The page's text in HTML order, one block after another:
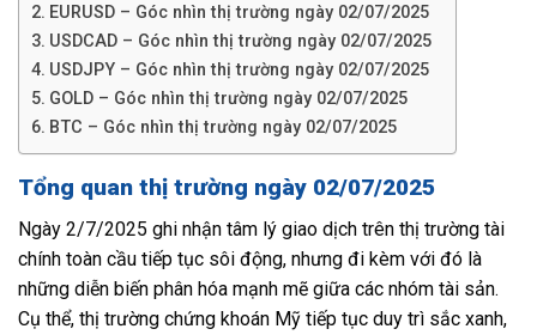
EURUSD – Góc nhìn thị trường ngày 02/07/2025
USDCAD – Góc nhìn thị trường ngày 02/07/2025
USDJPY – Góc nhìn thị trường ngày 02/07/2025
GOLD – Góc nhìn thị trường ngày 02/07/2025
BTC – Góc nhìn thị trường ngày 02/07/2025
Tổng quan thị trường ngày 02/07/2025
Ngày 2/7/2025 ghi nhận tâm lý giao dịch trên thị trường tài
chính toàn cầu tiếp tục sôi động, nhưng đi kèm với đó là
những diễn biến phân hóa mạnh mẽ giữa các nhóm tài sản.
Cụ thể, thị trường chứng khoán Mỹ tiếp tục duy trì sắc xanh,